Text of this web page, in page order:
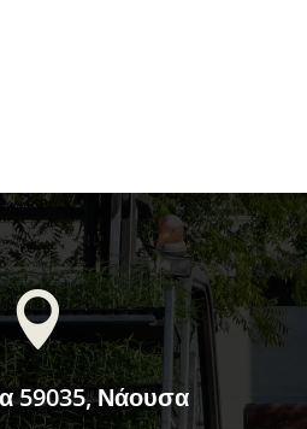

59035, Νάουσα